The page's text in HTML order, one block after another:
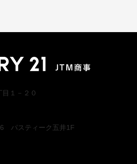
１－２０
パスティーク五井1F